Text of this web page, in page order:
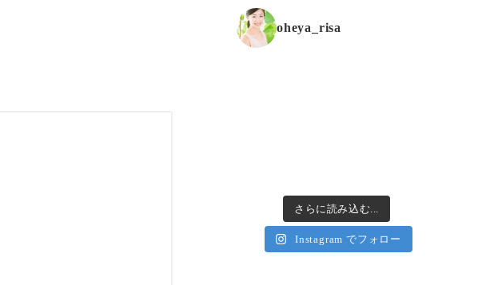
oheya_risa
さらに読み込む...
Instagram でフォロー